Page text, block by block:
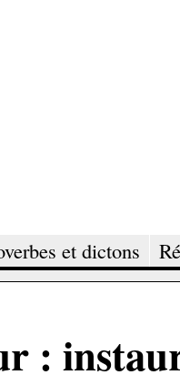
et dictons
: